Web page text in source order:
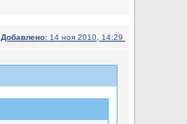
Добавлено: 14 ноя 2010, 14:29